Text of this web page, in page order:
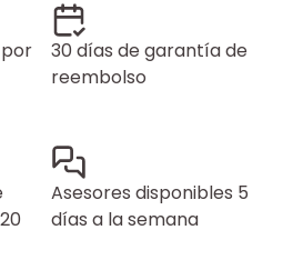
por
30 días de garantía de
reembolso
Asesores disponibles 5
días a la semana